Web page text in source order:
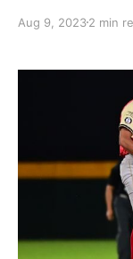
de 2023.
Acerero
Aug 9, 20232 min